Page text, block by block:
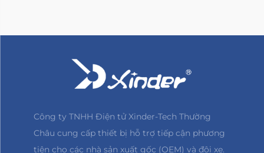
Công ty TNHH Điện tử Xinder-Tech Thường
Châu cung cấp thiết bị hỗ trợ tiếp cận phương
tiện cho các nhà sản xuất gốc (OEM) và đội xe.